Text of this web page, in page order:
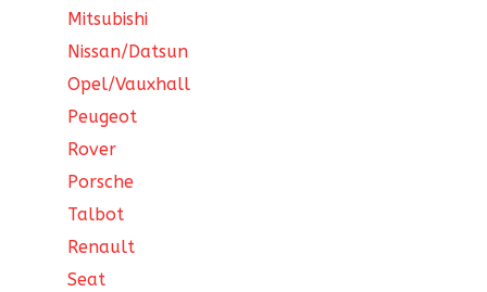
Mitsubishi
Nissan/Datsun
Opel/Vauxhall
Peugeot
Rover
Porsche
Talbot
Renault
Seat